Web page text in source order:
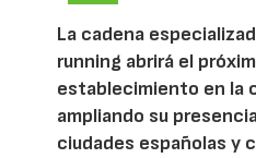
La cadena
running abrirá el
establecimiento en la
ampliando su
ciudades españolas y